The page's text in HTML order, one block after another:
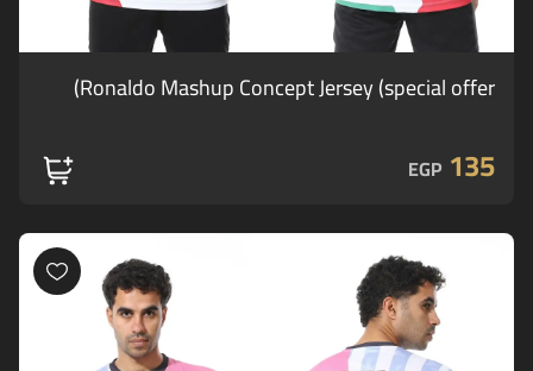
Ronaldo Mashup Concept Jersey (special offer)
135
EGP